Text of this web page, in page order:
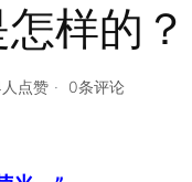
样的？
点赞 0条评论